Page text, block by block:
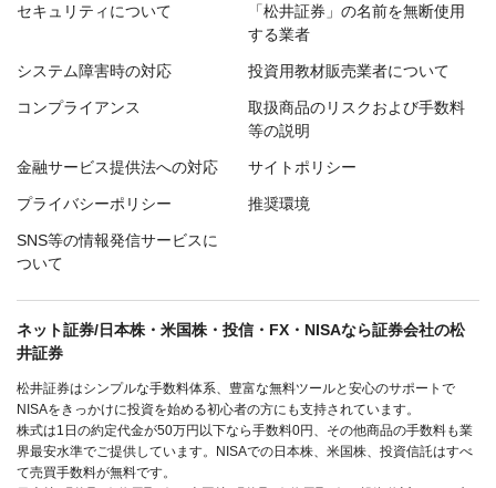
セキュリティについて
「松井証券」の名前を無断使用
する業者
システム障害時の対応 投資用教材販売業者について
コンプライアンス
取扱商品のリスクおよび手数料
等の説明
金融サービス提供法への対応 サイトポリシー
プライバシーポリシー 推奨環境
SNS等の情報発信サービスに
ついて
ネット証券/日本株・米国株・投信・FX・NISAなら証券会社の松
井証券
松井証券はシンプルな手数料体系、豊富な無料ツールと安心のサポートで
NISAをきっかけに投資を始める初心者の方にも支持されています。
株式は1日の約定代金が50万円以下なら手数料0円、その他商品の手数料も業
界最安水準でご提供しています。NISAでの日本株、米国株、投資信託はすべ
て売買手数料が無料です。